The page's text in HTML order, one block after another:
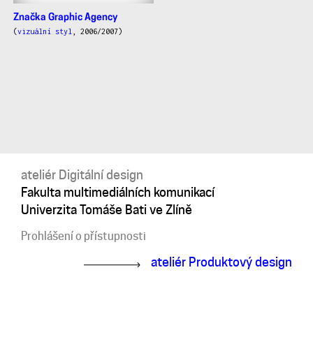
Značka Graphic Agency
(vizuální styl , 2006/2007)
ateliér Digitální design
Fakulta multimediálních komunikací
Univerzita Tomáše Bati ve Zlíně
Prohlášení o přístupnosti
ateliér Produktový design